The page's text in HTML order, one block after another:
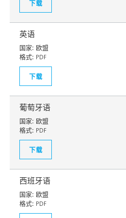
下载
英语
国家: 欧盟
格式: PDF
下载
葡萄牙语
国家: 欧盟
格式: PDF
下载
西班牙语
国家: 欧盟
格式: PDF